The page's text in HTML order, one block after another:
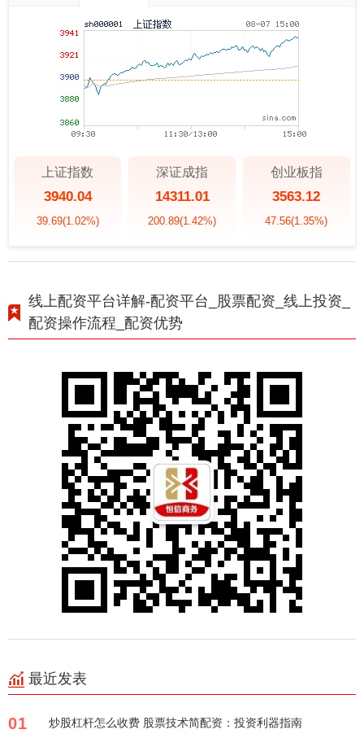
上证指数
3940.04
39.69(1.02%)
深证成指
14311.01
200.89(1.42%)
创业板指
3563.12
47.56(1.35%)
线上配资平台详解-配资平台_股票配资_线上投资_
配资操作流程_配资优势
最近发表
01 炒股杠杆怎么收费 股票技术简配资：投资利器指南